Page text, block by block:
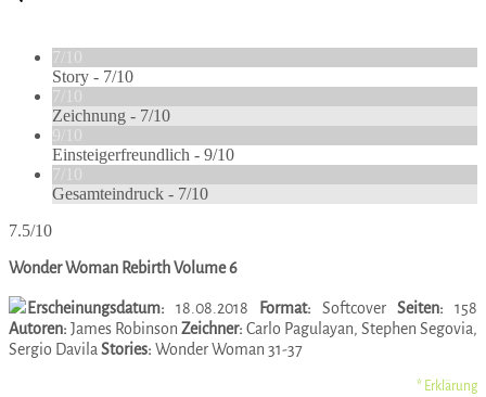
7/10
Story - 7/10
7/10
Zeichnung - 7/10
9/10
Einsteigerfreundlich - 9/10
7/10
Gesamteindruck - 7/10
7.5/10
Wonder Woman Rebirth Volume 6
Erscheinungsdatum: 18.08.2018 Format: Softcover Seiten: 158
Autoren: James Robinson Zeichner: Carlo Pagulayan, Stephen Segovia,
Sergio Davila Stories: Wonder Woman 31-37
* Erklärung